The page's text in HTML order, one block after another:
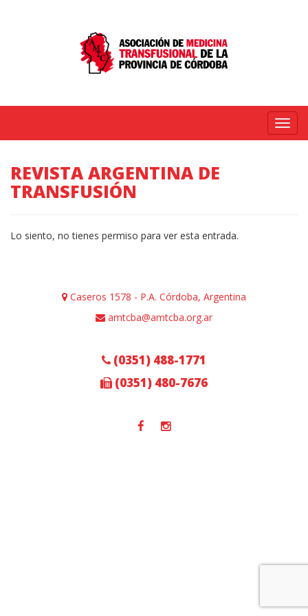
Menú
REVISTA ARGENTINA DE
TRANSFUSIÓN
Lo siento, no tienes permiso para ver esta entrada.
Caseros 1578 - P.A. Córdoba, Argentina
amtcba@amtcba.org.ar
(0351) 488-1771
(0351) 480-7676